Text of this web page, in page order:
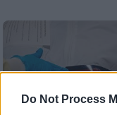
Do Not Process